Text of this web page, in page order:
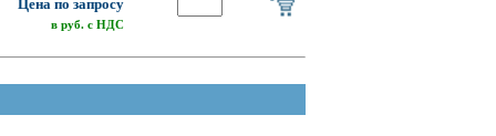
Цена по запросу
в руб. с НДС